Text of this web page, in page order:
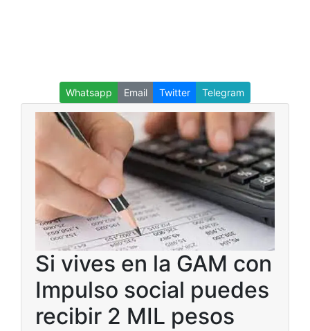
Whatsapp Email Twitter Telegram
Si vives en la GAM con
Impulso social puedes
recibir 2 MIL pesos